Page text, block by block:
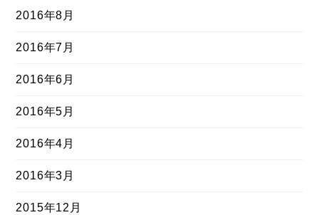
2016年8月
2016年7月
2016年6月
2016年5月
2016年4月
2016年3月
2015年12月